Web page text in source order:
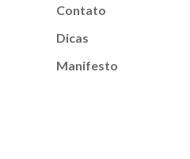
Contato
Dicas
Manifesto